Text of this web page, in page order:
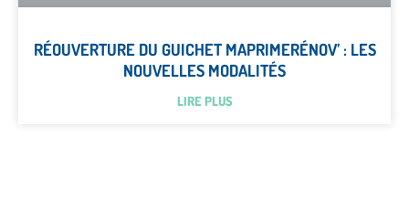
RÉOUVERTURE DU GUICHET MAPRIMERÉNOV’ : LES
NOUVELLES MODALITÉS
LIRE PLUS